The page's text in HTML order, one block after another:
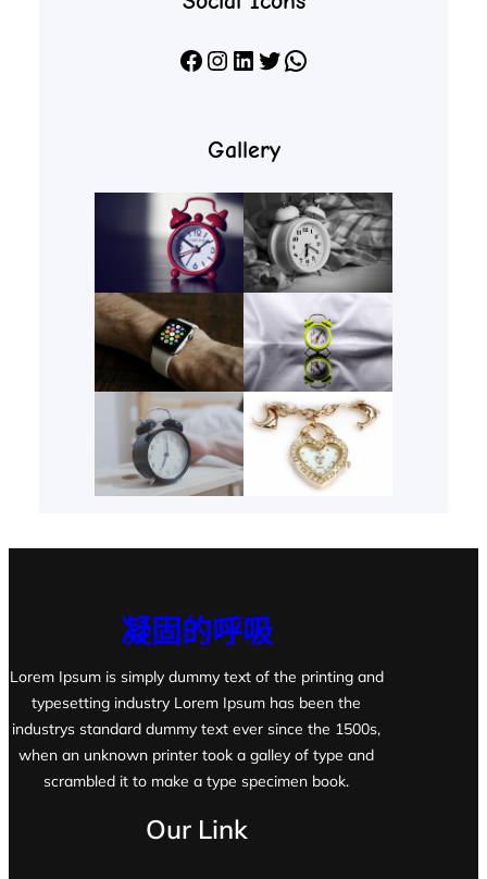
Facebook Instagram LinkedIn X WhatsApp
Gallery
凝固的呼吸
Lorem Ipsum is simply dummy text of the printing and
typesetting industry Lorem Ipsum has been the
industrys standard dummy text ever since the 1500s,
when an unknown printer took a galley of type and
scrambled it to make a type specimen book.
Our Link